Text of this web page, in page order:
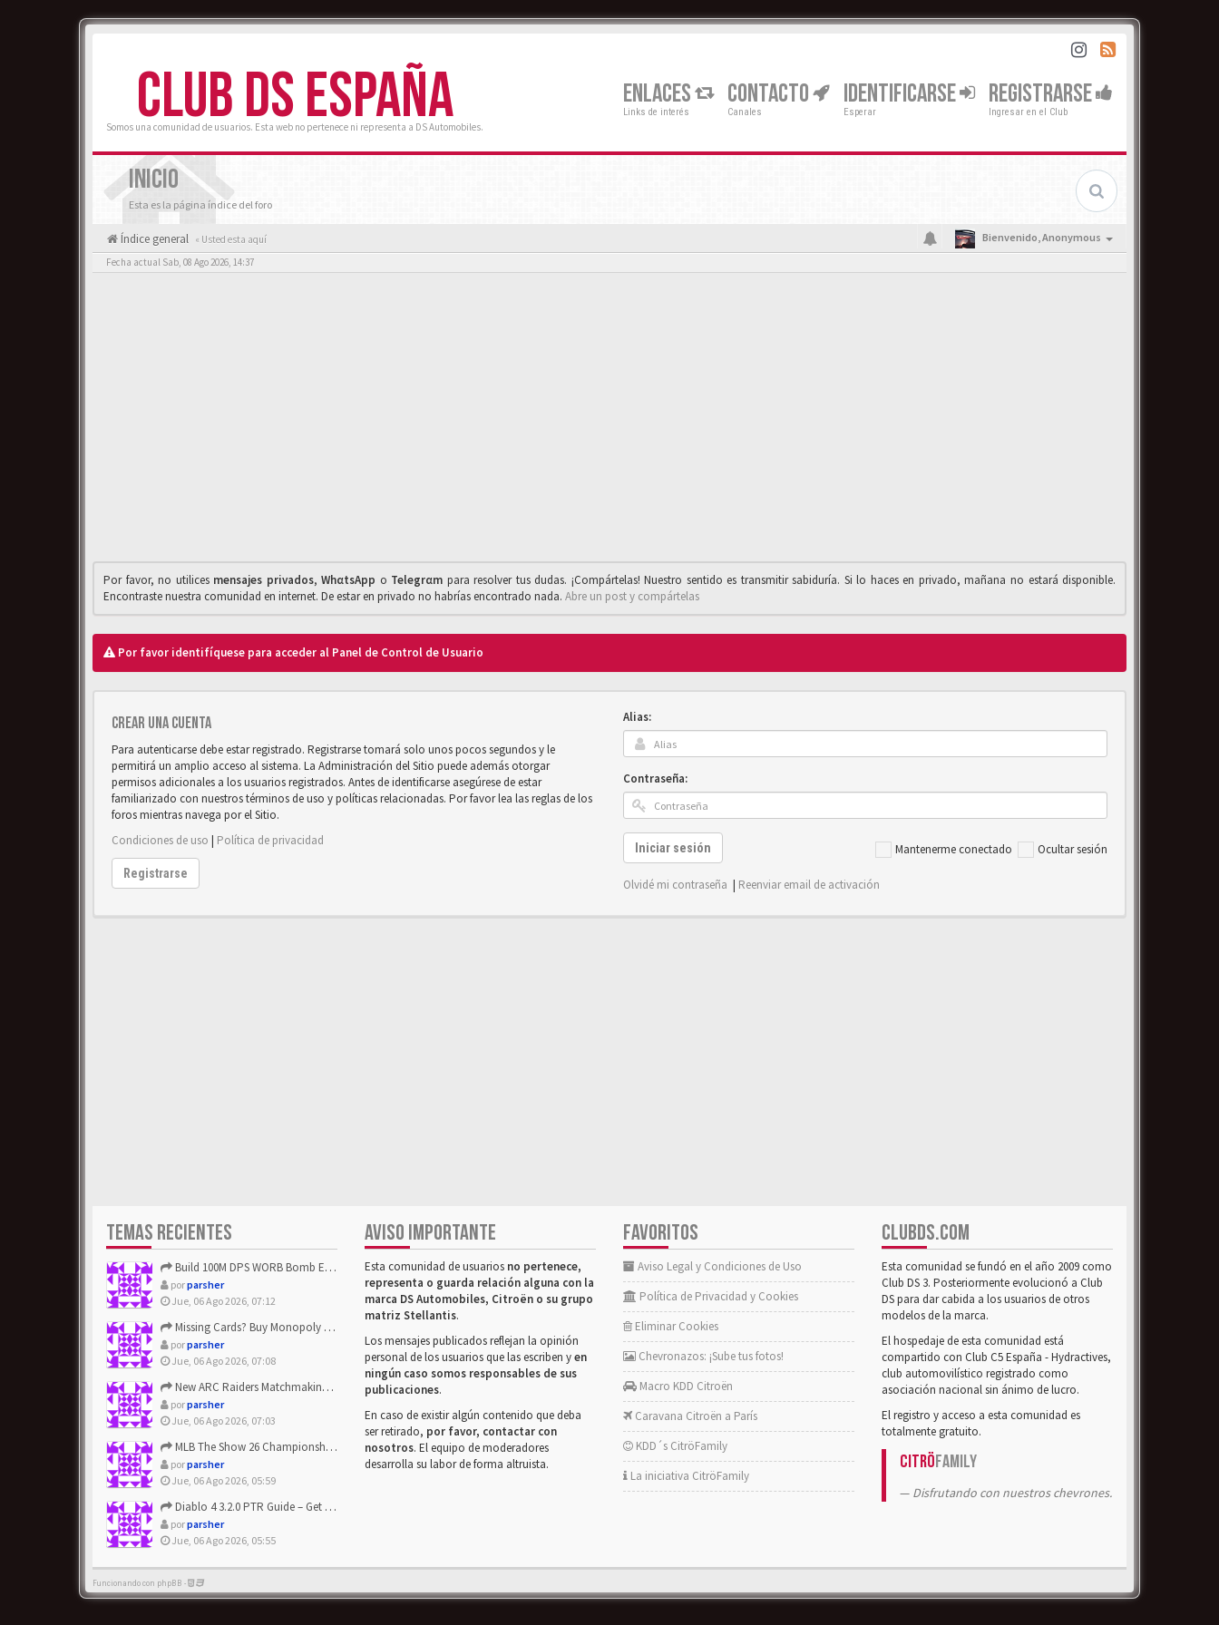
CLUB DS ESPAÑA
Somos una comunidad de usuarios. Esta web no pertenece ni representa a DS Automobiles.
ENLACES
Links de interés
CONTACTO
Canales
IDENTIFICARSE
Esperar
REGISTRARSE
Ingresar en el Club
INICIO
Esta es la página índice del foro
Índice general « Usted esta aquí Bienvenido,Anonymous
Fecha actual Sab, 08 Ago 2026, 14:37
Por favor, no utilices mensajes privados,WhαtsApp o Telegrαm para resolver tus dudas. ¡Compártelas! Nuestro sentido es transmitir sabiduría. Si lo haces en privado, mañana no estará disponible.
Encontraste nuestra comunidad en internet. De estar en privado no habrías encontrado nada. Abre un post y compártelas
Por favor identifíquese para acceder al Panel de Control de Usuario
Crear una cuenta
Para autenticarse debe estar registrado. Registrarse tomará solo unos pocos segundos y le
permitirá un amplio acceso al sistema. La Administración del Sitio puede además otorgar
permisos adicionales a los usuarios registrados. Antes de identificarse asegúrese de estar
familiarizado con nuestros términos de uso y políticas relacionadas. Por favor lea las reglas de los
foros mientras navega por el Sitio.
Condiciones de uso | Política de privacidad
Registrarse
Alias:
Contraseña:
Mantenerme conectado Ocultar sesión
Iniciar sesión
Olvidé mi contraseña | Reenviar email de activación
TEMAS RECIENTES
Build 100M DPS WORB Bomb Elementalist Fast - Grab POE Curren...
porparsher
Jue, 06 Ago 2026, 07:12
Missing Cards? Buy Monopoly Go Happy Harvest with Looney Tun...
porparsher
Jue, 06 Ago 2026, 07:08
New ARC Raiders Matchmaking Update: Stop Failed - Grab Bluep...
porparsher
Jue, 06 Ago 2026, 07:03
MLB The Show 26 Championship Series Update! Get Cheap & ...
porparsher
Jue, 06 Ago 2026, 05:59
Diablo 4 3.2.0 PTR Guide – Get 8% Off Items Quickly to Test ...
porparsher
Jue, 06 Ago 2026, 05:55
AVISO IMPORTANTE
Esta comunidad de usuarios no pertenece,
representa o guarda relación alguna con la
marca DS Automobiles, Citroën o su grupo
matriz Stellantis.
Los mensajes publicados reflejan la opinión
personal de los usuarios que las escriben yen
ningún caso somos responsables de sus
publicaciones.
En caso de existir algún contenido que deba
ser retirado, por favor, contactar con
nosotros. El equipo de moderadores
desarrolla su labor de forma altruista.
FAVORITOS
Aviso Legal y Condiciones de Uso
Política de Privacidad y Cookies
Eliminar Cookies
Chevronazos: ¡Sube tus fotos!
Macro KDD Citroën
Caravana Citroën a París
KDD´s CitröFamily
La iniciativa CitröFamily
CLUBDS.COM
Esta comunidad se fundó en el año 2009 como
Club DS 3. Posteriormente evolucionó a Club
DS para dar cabida a los usuarios de otros
modelos de la marca.
El hospedaje de esta comunidad está
compartido con Club C5 España - Hydractives,
club automovilístico registrado como
asociación nacional sin ánimo de lucro.
El registro y acceso a esta comunidad es
totalmente gratuito.
CitröFamily
Disfrutando con nuestros chevrones.
Funcionando con phpBB -